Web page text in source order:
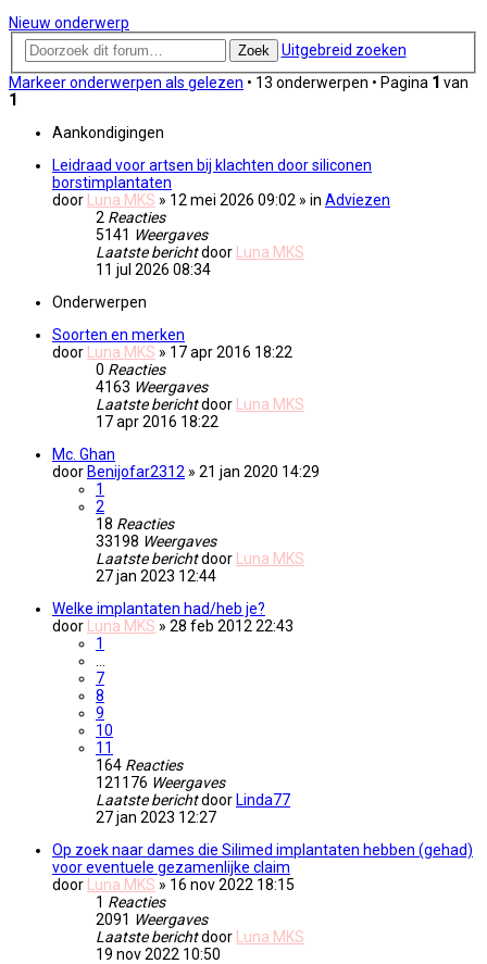
Nieuw onderwerp
Zoek
Uitgebreid zoeken
Markeer onderwerpen als gelezen • 13 onderwerpen • Pagina 1 van
1
Aankondigingen
Leidraad voor artsen bij klachten door siliconen
borstimplantaten
door
Luna MKS » 12 mei 2026 09:02 » in Adviezen
2 Reacties
5141 Weergaves
Laatste berichtdoor
Luna MKS
11 jul 2026 08:34
Onderwerpen
Soorten en merken
door
Luna MKS » 17 apr 2016 18:22
0 Reacties
4163 Weergaves
Laatste berichtdoor
Luna MKS
17 apr 2016 18:22
Mc. Ghan
door Benijofar2312 » 21 jan 2020 14:29
1
2
18 Reacties
33198 Weergaves
Laatste berichtdoor
Luna MKS
27 jan 2023 12:44
Welke implantaten had/heb je?
door
Luna MKS » 28 feb 2012 22:43
1
7
8
9
10
11
164 Reacties
121176 Weergaves
Laatste berichtdoor Linda77
27 jan 2023 12:27
Op zoek naar dames die Silimed implantaten hebben (gehad)
voor eventuele gezamenlijke claim
door
Luna MKS » 16 nov 2022 18:15
1 Reacties
2091 Weergaves
Laatste berichtdoor
Luna MKS
19 nov 2022 10:50